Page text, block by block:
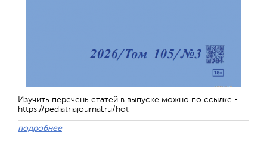
Изучить перечень статей в выпуске можно по ссылке -
https://pediatriajournal.ru/hot
подробнее